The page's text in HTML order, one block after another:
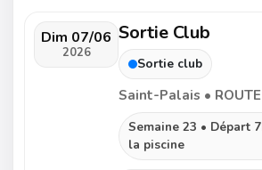
Dim 07/06
2026
Sortie Club
Sortie club
Saint-Palais •
Semaine 23 • Départ
la piscine